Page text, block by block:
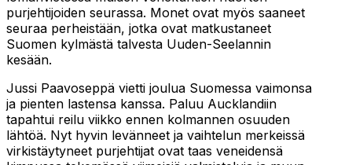
purjehtijoiden seurassa. Monet ovat myös saaneet
seuraa perheistään, jotka ovat matkustaneet
Suomen kylmästä talvesta Uuden-Seelannin
kesään.
Jussi Paavoseppä vietti joulua Suomessa vaimonsa
ja pienten lastensa kanssa. Paluu Aucklandiin
tapahtui reilu viikko ennen kolmannen osuuden
lähtöä. Nyt hyvin levänneet ja vaihtelun merkeissä
virkistäytyneet purjehtijat ovat taas veneidensä